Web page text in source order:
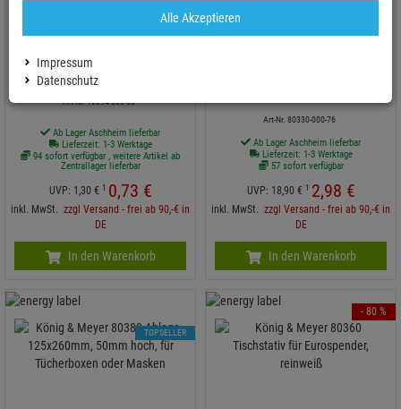
König & Meyer 16094
Art-Nr. 16094-000-55
Ab Lager Aschheim lieferbar
Lieferzeit: 1-3 Werktage
94 sofort verfügbar , weitere Artikel ab
Zentrallager lieferbar
UVP: 1,30 € 1 0,73 €
inkl. MwSt. zzgl Versand - frei ab 90,-€ in
DE
In den Warenkorb
Art-Nr. 80330-000-76
Ab Lager Aschheim lieferbar
Lieferzeit: 1-3 Werktage
57 sofort verfügbar
UVP: 18,90 € 1 2,98 €
inkl. MwSt. zzgl Versand - frei ab 90,-€ in
DE
In den Warenkorb
TOPSELLER
- 80 %
Alle Akzeptieren
Impressum
Datenschutz